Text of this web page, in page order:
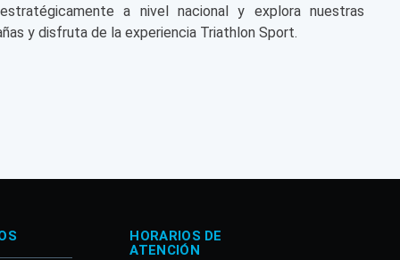
a nivel nacional y explora nuestras
y disfruta de la experiencia Triathlon Sport.
HORARIOS DE
ATENCIÓN